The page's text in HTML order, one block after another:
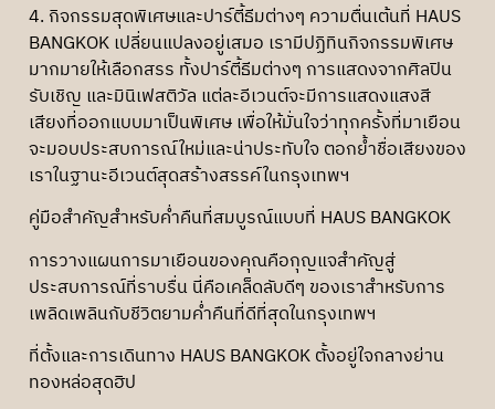
4. กิจกรรมสุดพิเศษและปาร์ตี้ธีมต่างๆ ความตื่นเต้นที่ HAUS
BANGKOK เปลี่ยนแปลงอยู่เสมอ เรามีปฏิทินกิจกรรมพิเศษ
มากมายให้เลือกสรร ทั้งปาร์ตี้ธีมต่างๆ การแสดงจากศิลปิน
รับเชิญ และมินิเฟสติวัล แต่ละอีเวนต์จะมีการแสดงแสงสี
เสียงที่ออกแบบมาเป็นพิเศษ เพื่อให้มั่นใจว่าทุกครั้งที่มาเยือน
จะมอบประสบการณ์ใหม่และน่าประทับใจ ตอกย้ำชื่อเสียงของ
เราในฐานะอีเวนต์สุดสร้างสรรค์ในกรุงเทพฯ
คู่มือสำคัญสำหรับค่ำคืนที่สมบูรณ์แบบที่ HAUS BANGKOK
การวางแผนการมาเยือนของคุณคือกุญแจสำคัญสู่
ประสบการณ์ที่ราบรื่น นี่คือเคล็ดลับดีๆ ของเราสำหรับการ
เพลิดเพลินกับชีวิตยามค่ำคืนที่ดีที่สุดในกรุงเทพฯ
ที่ตั้งและการเดินทาง HAUS BANGKOK ตั้งอยู่ใจกลางย่าน
ทองหล่อสุดฮิป